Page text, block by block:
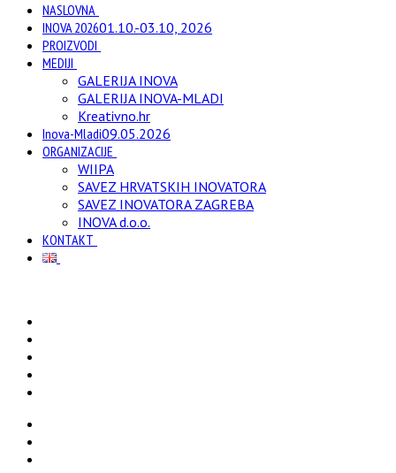
NASLOVNA
INOVA 202601.10.-03.10, 2026
PROIZVODI
MEDIJI
GALERIJA INOVA
GALERIJA INOVA-MLADI
Kreativno.hr
Inova-Mladi09.05.2026
ORGANIZACIJE
WIIPA
SAVEZ HRVATSKIH INOVATORA
SAVEZ INOVATORA ZAGREBA
INOVA d.o.o.
KONTAKT